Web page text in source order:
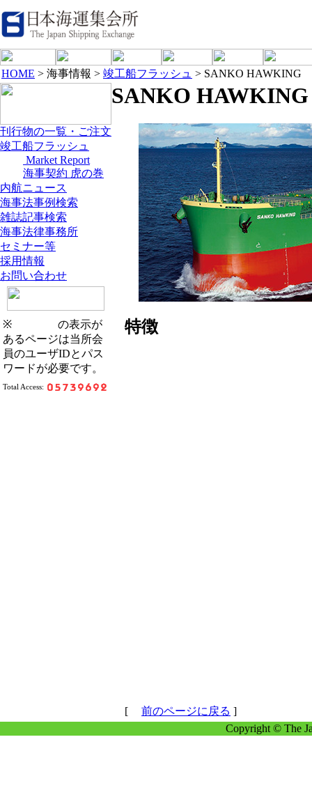
HOME > 海事情報 > 竣工船フラッシュ > SANKO HAWKING
刊行物の一覧・ご注文
竣工船フラッシュ
Market Report
海事契約 虎の巻
内航ニュース
海事法事例検索
雑誌記事検索
海事法律事務所
セミナー等
採用情報
お問い合わせ
※
の表示が
あるページは当所会
員のユーザIDとパス
ワードが必要です。
Total Access:
SANKO HAWKING
特徴
[ 前のページに戻る ]
Copyright © The